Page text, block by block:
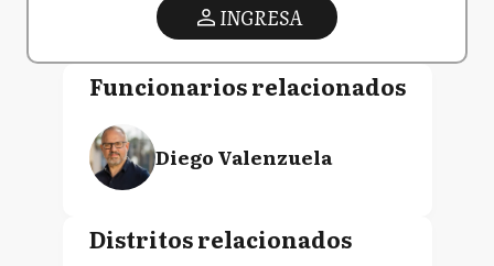
INGRESA
Funcionarios relacionados
Diego Valenzuela
Distritos relacionados